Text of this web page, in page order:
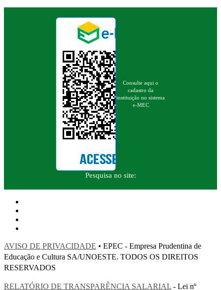
Consulte aqui o
cadastro da
instituição no sistema
e-MEC
Pesquisa no site:
AVISO DE PRIVACIDADE • EPEC - Empresa Prudentina de
Educação e Cultura SA/UNOESTE. TODOS OS DIREITOS
RESERVADOS
RELATÓRIO DE TRANSPARÊNCIA SALARIAL - Lei nº